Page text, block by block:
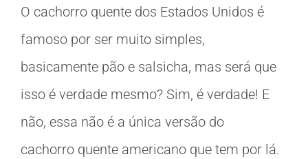
O cachorro quente dos Estados Unidos é
famoso por ser muito simples,
basicamente pão e salsicha, mas será que
isso é verdade mesmo? Sim, é verdade! E
não, essa não é a única versão do
cachorro quente americano que tem por lá.